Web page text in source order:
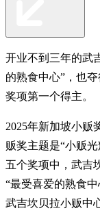
开业不到三年的武
的熟食中心”，也
奖项第一个得主。
2025年新加坡小贩
贩奖主题是“小贩
五个奖项中，武吉
“最受喜爱的熟食中
武吉坎贝拉小贩中